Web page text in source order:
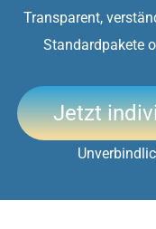
Transparent,
Standardpakete
Jetzt